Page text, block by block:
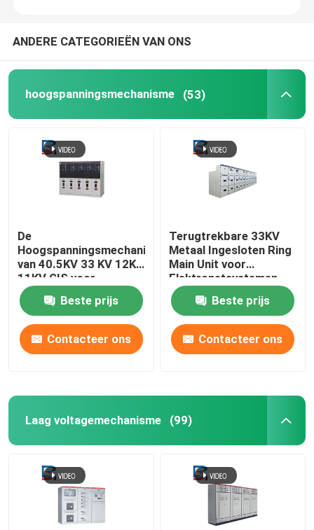
ANDERE CATEGORIEËN VAN ONS
hoogspanningsmechanisme (53)
De
Hoogspanningsmechanisme
van 40.5KV 33 KV 12KV
11KV GIS voor
Machtsgeneratie
Beste prijs
Contacteer ons
Terugtrekbare 33KV
Metaal Ingesloten Ring
Main Unit voor
Elektronetsystemen
Beste prijs
Contacteer ons
Laag voltagemechanisme (99)